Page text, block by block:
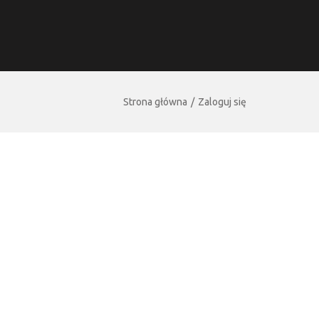
Strona główna Zaloguj się